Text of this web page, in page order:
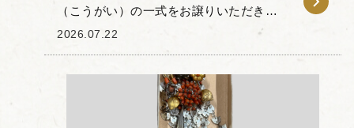
（こうがい）の一式をお譲りいただきま
した。 今回のお品物は、透き通るような
う）」が用いられた...
2026.07.22